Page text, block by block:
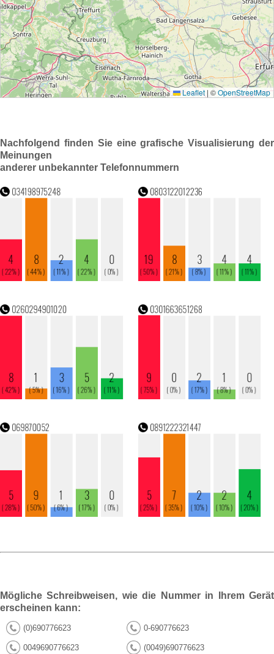
Nachfolgend finden Sie eine grafische Visualisierung der
Meinungen
anderer unbekannter Telefonnummern
Mögliche Schreibweisen, wie die Nummer in Ihrem Gerät
erscheinen kann:
(0)690776623 0-690776623
0049690776623 (0049)690776623